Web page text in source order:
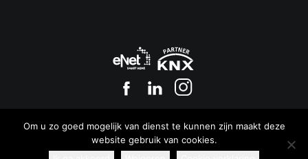
Privacy|Cookies
Om u zo goed mogelijk van dienst te kunnen zijn maakt deze
website gebruik van cookies.